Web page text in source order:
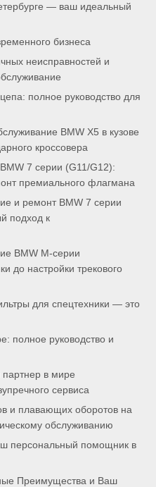
— ваш идеальный
бизнеса
неисправностей и
полное руководство для
BMW X5 в кузове
кроссовера
7 серии (G11/G12):
премиального флагмана
и ремонт BMW 7 серии
подход к
BMW M-серии
до настройки трекового
для спецтехники — это
полное руководство и
в мире
сервиса
и плавающих оборотов на
обслуживанию
персональный помощник в
Преимущества и Ваш